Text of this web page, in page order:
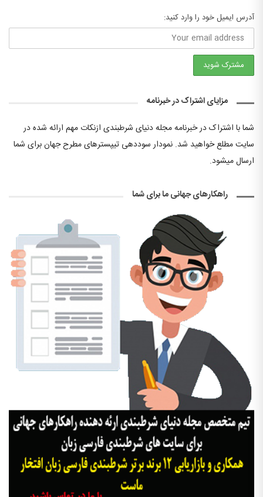
آدرس ایمیل خود را وارد کنید:
مزایای اشتراک در خبرنامه
شما با اشتراک در خبرنامه مجله دنیای شرطبندی ازنکات مهم ارائه شده در
سایت مطلع خواهید شد. نمودار سوددهی تیپسترهای مطرح جهان برای شما
ارسال میشود.
راهکارهای جهانی ما برای شما